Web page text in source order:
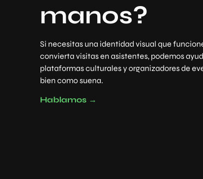
manos?
Si necesitas una identidad visual que
convierta visitas en asistentes, podemos
plataformas culturales y organizadores de
bien como suena.
Hablamos →